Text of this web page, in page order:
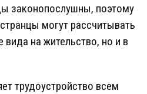
законопослушны, поэтому
могут рассчитывать
вида на жительство, но и в
трудоустройство всем